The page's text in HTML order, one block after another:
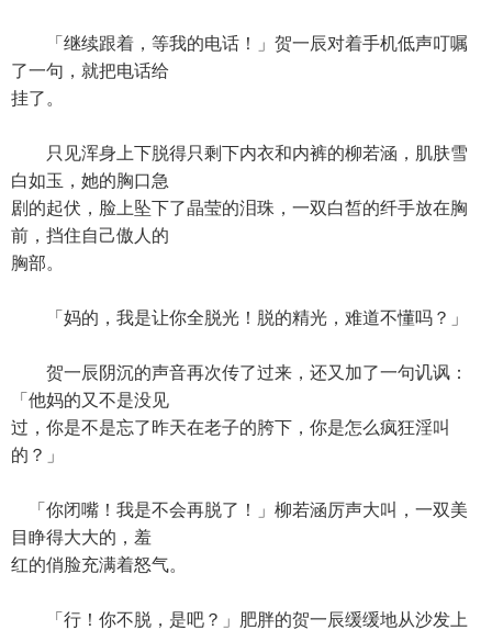
「继续跟着，等我的电话！」贺一辰对着手机低声叮嘱
了一句，就把电话给
挂了。
只见浑身上下脱得只剩下内衣和内裤的柳若涵，肌肤雪
白如玉，她的胸口急
剧的起伏，脸上坠下了晶莹的泪珠，一双白皙的纤手放在胸
前，挡住自己傲人的
胸部。
「妈的，我是让你全脱光！脱的精光，难道不懂吗？」
贺一辰阴沉的声音再次传了过来，还又加了一句讥讽：
「他妈的又不是没见
过，你是不是忘了昨天在老子的胯下，你是怎么疯狂淫叫
的？」
「你闭嘴！我是不会再脱了！」柳若涵厉声大叫，一双美
目睁得大大的，羞
红的俏脸充满着怒气。
「行！你不脱，是吧？」肥胖的贺一辰缓缓地从沙发上